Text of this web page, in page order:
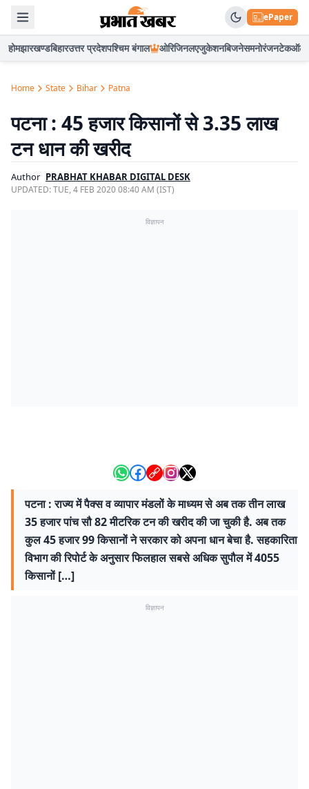
ePaper
होमझारखण्डबिहारउत्तर प्रदेशपश्चिम बंगाल ओरिजिनलएजुकेशनबिजनेसमनोरंजनटेकऑटो
Home State Bihar Patna
पटना : 45 हजार किसानों से 3.35 लाख
टन धान की खरीद
Author PRABHAT KHABAR DIGITAL DESK
UPDATED:TUE, 4 FEB 2020 08:40 AM (IST)
विज्ञापन
पटना : राज्य में पैक्स व व्यापार मंडलों के माध्यम से अब तक तीन लाख
35 हजार पांच सौ 82 मीटरिक टन की खरीद की जा चुकी है. अब तक
कुल 45 हजार 99 किसानों ने सरकार को अपना धान बेचा है. सहकारिता
विभाग की रिपोर्ट के अनुसार फिलहाल सबसे अधिक सुपौल में 4055
किसानों […]
विज्ञापन